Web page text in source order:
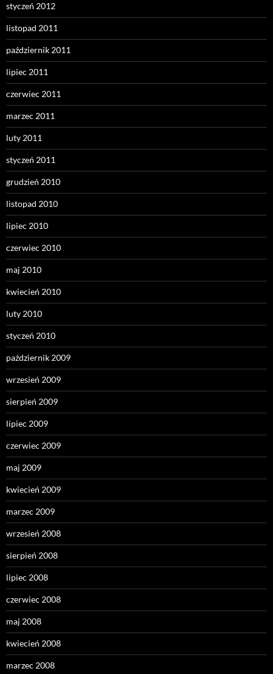
styczeń 2012
listopad 2011
październik 2011
lipiec 2011
czerwiec 2011
marzec 2011
luty 2011
styczeń 2011
grudzień 2010
listopad 2010
lipiec 2010
czerwiec 2010
maj 2010
kwiecień 2010
luty 2010
styczeń 2010
październik 2009
wrzesień 2009
sierpień 2009
lipiec 2009
czerwiec 2009
maj 2009
kwiecień 2009
marzec 2009
wrzesień 2008
sierpień 2008
lipiec 2008
czerwiec 2008
maj 2008
kwiecień 2008
marzec 2008